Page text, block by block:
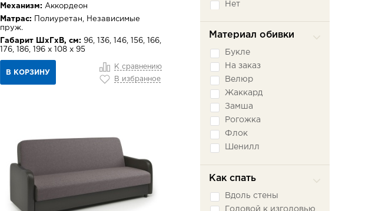
Механизм: Аккордеон
Матрас: Полиуретан, Независимые
пруж.
Габарит ШхГхВ, см: 96, 136, 146, 156, 166,
176, 186, 196 х 108 х 95
В КОРЗИНУ
К сравнению
В избранное
Нет
Материал обивки
Букле
На заказ
Велюр
Жаккард
Замша
Рогожка
Флок
Шенилл
Как спать
Вдоль стены
Головой к изголовью